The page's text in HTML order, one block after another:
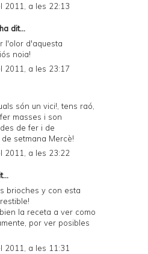
2011, a les 22:13
ha dit...
l'olor d'aquesta
noia!
2011, a les 23:17
són un vici!, tens raó,
masses i son
de fer i de
setmana Mercè!
2011, a les 23:22
brioches y con esta
la receta a ver como
por ver posibles
2011, a les 11:31